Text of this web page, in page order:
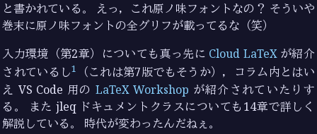
と書かれている。 えっ，これ原ノ味フォントなの？ そういや
巻末に原ノ味フォントの全グリフが載ってるな（笑）
入力環境（第2章）についても真っ先に Cloud LaTeXが紹介
されているし1
（これは第7版でもそうか），コラム内とはい
え VS Code 用の LaTeX Workshop が紹介されていたりす
る。 また jleq ドキュメントクラスについても14章で詳しく
解説している。 時代が変わったんだねぇ。